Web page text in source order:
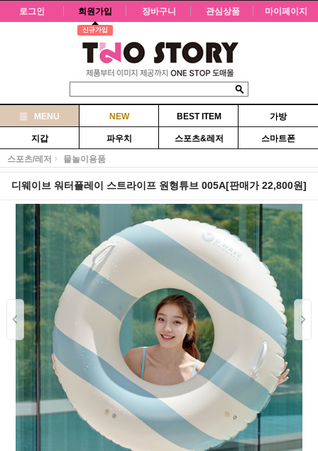
로그인 회원가입
신규가입
장바구니 관심상품 마이페이지
MENU NEW BEST ITEM 가방
지갑 파우치 스포츠&레저 스마트폰
스포츠/레저 물놀이용품
디웨이브 워터플레이 스트라이프 원형튜브 005A[판매가 22,800원]